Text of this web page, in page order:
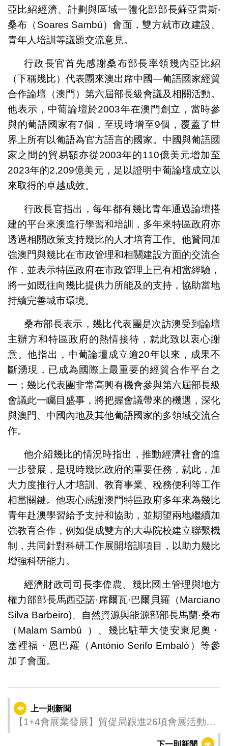
亞比紹經濟、計劃與區域一體化部部長蘇亞雷斯‧
桑布（Soares Sambú）會面，雙方就市政建設、
青年人培訓等議題交流意見。
行政長官首先感謝桑布部長率領幾內亞比紹
（下稱幾比）代表團來澳出席中國—葡語國家經貿
合作論壇（澳門）第六屆部長級會議及相關活動。
他表示，中葡論壇於2003年在澳門創立，當時參
與的葡語國家有7個，至現時增至9個，覆蓋了世
界上所有以葡語為官方語言的國家。中國與葡語國
家之間的貿易額亦從2003年的110億美元增加至
2023年的2,209億美元，足以證明中葡論壇成立以
來取得的卓越成效。
行政長官指出，每年都有幾比青年通過論壇搭
建的平台來澳進行學習和培訓，多年來特區政府亦
透過相關政策支持幾比的人才培育工作。他贊同加
強澳門與幾比在市政管理和相關建設方面的交流合
作，並表示特區政府在市政管理上已有相當經驗，
將一如既往向幾比提供力所能及的支持，協助當地
持續完善城市環境。
桑布部長表示，幾比代表團是次訪澳受到論壇
主辦方和特區政府的熱情接待，就此致以衷心謝
意。他指出，中葡論壇成立逾20年以來，成果不
斷湧現，已成為國際上最重要的經貿合作平台之
一；幾比代表團非常高興有機會參與第六屆部長級
會議此一矚目盛事，將把握會議帶來的機遇，深化
與澳門、中國內地及其他葡語國家的多領域交流合
作。
他介紹幾比的情況時指出，推動經濟社會的進
一步發展，是現時幾比政府的重要任務，就此，加
大力度推行人才培訓、教育事業、稅務便利等工作
相當關鍵。他衷心感謝澳門特區政府多年來為幾比
青年赴澳學習給予支持和協助，並期望兩地繼續加
強教育合作，例如促成雙方的大專院校建立聯繫機
制，共同針對科研工作展開培訓項目，以助力幾比
增強科研能力。
經濟財政司司長李偉農、幾比國土管理與地方
權力部部長馬西亞諾·席爾瓦·巴爾貝羅（Marciano
Silva Barbeiro)、自然資源與能源部部長馬蘭·桑布
（Malam Sambú ）、幾比駐華大使安東尼奧・
塞裡福・恩巴羅（António Serifo Embaló）等參
加了會面。
上一則新聞
【1+4會展業發展】貿促局跟進26項會展活動5
下一則新聞